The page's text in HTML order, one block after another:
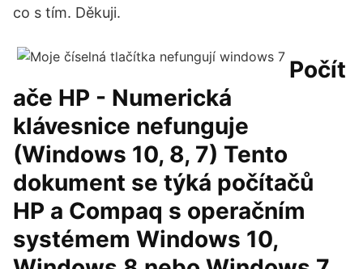
co s tím. Děkuji.
Počít
ače HP - Numerická
klávesnice nefunguje
(Windows 10, 8, 7) Tento
dokument se týká počítačů
HP a Compaq s operačním
systémem Windows 10,